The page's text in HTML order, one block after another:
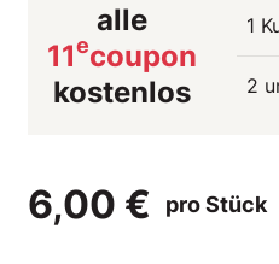
alle
11ecoupon
kostenlos
1
2
6,00 € pro Stück